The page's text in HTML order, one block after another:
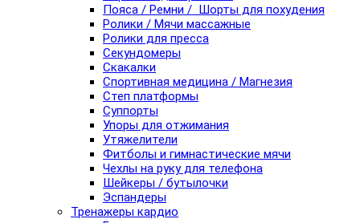
Пояса / Ремни / Шорты для похудения
Ролики / Мячи массажные
Ролики для пресса
Секундомеры
Скакалки
Спортивная медицина / Магнезия
Степ платформы
Суппорты
Упоры для отжимания
Утяжелители
Фитболы и гимнастические мячи
Чехлы на руку для телефона
Шейкеры / бутылочки
Эспандеры
Тренажеры кардио